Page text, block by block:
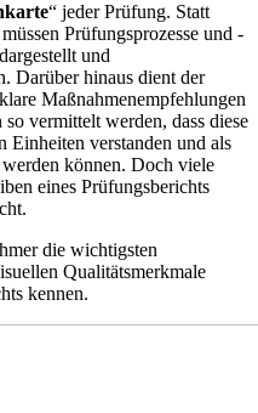
“ jeder Prüfung. Statt
Prüfungsprozesse und -
und
Darüber hinaus dient der
Maßnahmenempfehlungen
vermittelt werden, dass diese
Einheiten verstanden und als
können. Doch viele
eines Prüfungsberichts
die wichtigsten
Qualitätsmerkmale
kennen.